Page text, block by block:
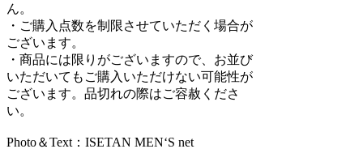
ん。
・ご購入点数を制限させていただく場合が
ございます。
・商品には限りがございますので、お並び
いただいてもご購入いただけない可能性が
ございます。品切れの際はご容赦くださ
い。
Photo＆Text：ISETAN MEN‘S net